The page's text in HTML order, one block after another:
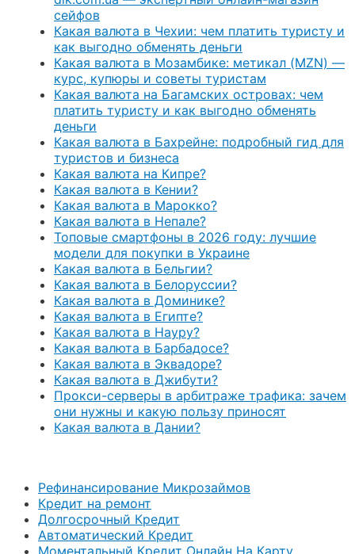
сейфов
Какая валюта в Чехии: чем платить туристу и
как выгодно обменять деньги
Какая валюта в Мозамбике: метикал (MZN) —
курс, купюры и советы туристам
Какая валюта на Багамских островах: чем
платить туристу и как выгодно обменять
деньги
Какая валюта в Бахрейне: подробный гид для
туристов и бизнеса
Какая валюта на Кипре?
Какая валюта в Кении?
Какая валюта в Марокко?
Какая валюта в Непале?
Топовые смартфоны в 2026 году: лучшие
модели для покупки в Украине
Какая валюта в Бельгии?
Какая валюта в Белоруссии?
Какая валюта в Доминике?
Какая валюта в Египте?
Какая валюта в Науру?
Какая валюта в Барбадосе?
Какая валюта в Эквадоре?
Какая валюта в Джибути?
Прокси-серверы в арбитраже трафика: зачем
они нужны и какую пользу приносят
Какая валюта в Дании?
Рефинансирование Микрозаймов
Кредит на ремонт
Долгосрочный Кредит
Автоматический Кредит
Моментальный Кредит Онлайн На Карту